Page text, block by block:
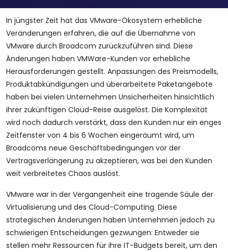
In jüngster Zeit hat das VMware-Ökosystem erhebliche
Veränderungen erfahren, die auf die Übernahme von
VMware durch Broadcom zurückzuführen sind. Diese
Änderungen haben VMWare-Kunden vor erhebliche
Herausforderungen gestellt. Anpassungen des Preismodells,
Produktabkündigungen und überarbeitete Paketangebote
haben bei vielen Unternehmen Unsicherheiten hinsichtlich
ihrer zukünftigen Cloud-Reise ausgelöst. Die Komplexität
wird noch dadurch verstärkt, dass den Kunden nur ein enges
Zeitfenster von 4 bis 6 Wochen eingeräumt wird, um
Broadcoms neue Geschäftsbedingungen vor der
Vertragsverlängerung zu akzeptieren, was bei den Kunden
weit verbreitetes Chaos auslöst.
VMware war in der Vergangenheit eine tragende Säule der
Virtualisierung und des Cloud-Computing. Diese
strategischen Änderungen haben Unternehmen jedoch zu
schwierigen Entscheidungen gezwungen: Entweder sie
stellen mehr Ressourcen für ihre IT-Budgets bereit, um den